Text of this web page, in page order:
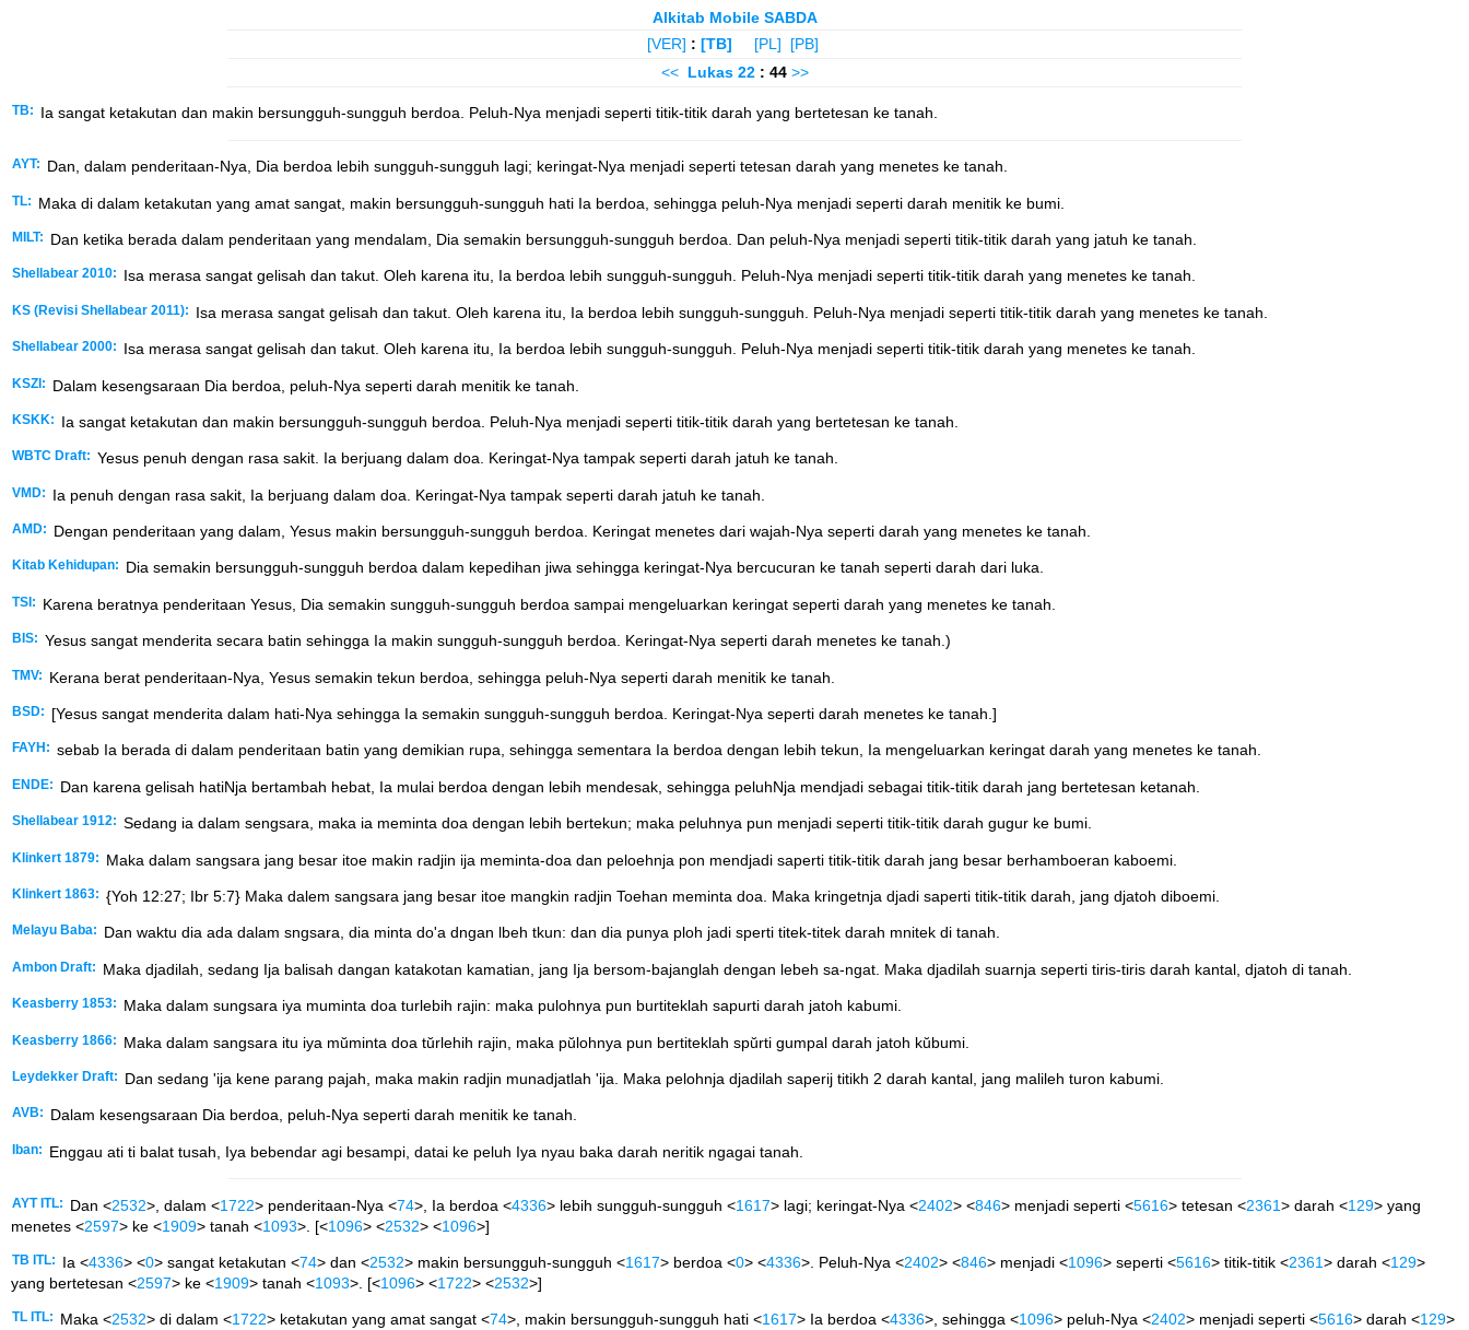
Alkitab Mobile SABDA
[VER] : [TB] [PL]
[PB]
<< Lukas 22 : 44 >>
TB: Ia sangat ketakutan dan makin bersungguh-sungguh berdoa. Peluh-Nya menjadi seperti titik-titik darah yang bertetesan ke tanah.
AYT: Dan, dalam penderitaan-Nya, Dia berdoa lebih sungguh-sungguh lagi; keringat-Nya menjadi seperti tetesan darah yang menetes ke tanah.
TL: Maka di dalam ketakutan yang amat sangat, makin bersungguh-sungguh hati Ia berdoa, sehingga peluh-Nya menjadi seperti darah menitik ke bumi.
MILT: Dan ketika berada dalam penderitaan yang mendalam, Dia semakin bersungguh-sungguh berdoa. Dan peluh-Nya menjadi seperti titik-titik darah yang jatuh ke tanah.
Shellabear 2010: Isa merasa sangat gelisah dan takut. Oleh karena itu, Ia berdoa lebih sungguh-sungguh. Peluh-Nya menjadi seperti titik-titik darah yang menetes ke tanah.
KS (Revisi Shellabear 2011): Isa merasa sangat gelisah dan takut. Oleh karena itu, Ia berdoa lebih sungguh-sungguh. Peluh-Nya menjadi seperti titik-titik darah yang menetes ke tanah.
Shellabear 2000: Isa merasa sangat gelisah dan takut. Oleh karena itu, Ia berdoa lebih sungguh-sungguh. Peluh-Nya menjadi seperti titik-titik darah yang menetes ke tanah.
KSZI: Dalam kesengsaraan Dia berdoa, peluh-Nya seperti darah menitik ke tanah.
KSKK: Ia sangat ketakutan dan makin bersungguh-sungguh berdoa. Peluh-Nya menjadi seperti titik-titik darah yang bertetesan ke tanah.
WBTC Draft: Yesus penuh dengan rasa sakit. Ia berjuang dalam doa. Keringat-Nya tampak seperti darah jatuh ke tanah.
VMD: Ia penuh dengan rasa sakit, Ia berjuang dalam doa. Keringat-Nya tampak seperti darah jatuh ke tanah.
AMD: Dengan penderitaan yang dalam, Yesus makin bersungguh-sungguh berdoa. Keringat menetes dari wajah-Nya seperti darah yang menetes ke tanah.
Kitab Kehidupan: Dia semakin bersungguh-sungguh berdoa dalam kepedihan jiwa sehingga keringat-Nya bercucuran ke tanah seperti darah dari luka.
TSI: Karena beratnya penderitaan Yesus, Dia semakin sungguh-sungguh berdoa sampai mengeluarkan keringat seperti darah yang menetes ke tanah.
BIS: Yesus sangat menderita secara batin sehingga Ia makin sungguh-sungguh berdoa. Keringat-Nya seperti darah menetes ke tanah.)
TMV: Kerana berat penderitaan-Nya, Yesus semakin tekun berdoa, sehingga peluh-Nya seperti darah menitik ke tanah.
BSD: [Yesus sangat menderita dalam hati-Nya sehingga Ia semakin sungguh-sungguh berdoa. Keringat-Nya seperti darah menetes ke tanah.]
FAYH: sebab Ia berada di dalam penderitaan batin yang demikian rupa, sehingga sementara Ia berdoa dengan lebih tekun, Ia mengeluarkan keringat darah yang menetes ke tanah.
ENDE: Dan karena gelisah hatiNja bertambah hebat, Ia mulai berdoa dengan lebih mendesak, sehingga peluhNja mendjadi sebagai titik-titik darah jang bertetesan ketanah.
Shellabear 1912: Sedang ia dalam sengsara, maka ia meminta doa dengan lebih bertekun; maka peluhnya pun menjadi seperti titik-titik darah gugur ke bumi.
Klinkert 1879: Maka dalam sangsara jang besar itoe makin radjin ija meminta-doa dan peloehnja pon mendjadi saperti titik-titik darah jang besar berhamboeran kaboemi.
Klinkert 1863: {Yoh 12:27; Ibr 5:7} Maka dalem sangsara jang besar itoe mangkin radjin Toehan meminta doa. Maka kringetnja djadi saperti titik-titik darah, jang djatoh diboemi.
Melayu Baba: Dan waktu dia ada dalam sngsara, dia minta do'a dngan lbeh tkun: dan dia punya ploh jadi sperti titek-titek darah mnitek di tanah.
Ambon Draft: Maka djadilah, sedang Ija balisah dangan katakotan kamatian, jang Ija bersom-bajanglah dengan lebeh sa-ngat. Maka djadilah suarnja seperti tiris-tiris darah kantal, djatoh di tanah.
Keasberry 1853: Maka dalam sungsara iya muminta doa turlebih rajin: maka pulohnya pun burtiteklah sapurti darah jatoh kabumi.
Keasberry 1866: Maka dalam sangsara itu iya mŭminta doa tŭrlehih rajin, maka pŭlohnya pun bertiteklah spŭrti gumpal darah jatoh kŭbumi.
Leydekker Draft: Dan sedang 'ija kene parang pajah, maka makin radjin munadjatlah 'ija. Maka pelohnja djadilah saperij titikh 2 darah kantal, jang malileh turon kabumi.
AVB: Dalam kesengsaraan Dia berdoa, peluh-Nya seperti darah menitik ke tanah.
Iban: Enggau ati ti balat tusah, Iya bebendar agi besampi, datai ke peluh Iya nyau baka darah neritik ngagai tanah.
AYT ITL: Dan <2532>, dalam <1722> penderitaan-Nya <74>, Ia berdoa <4336> lebih sungguh-sungguh <1617> lagi; keringat-Nya <2402> <846> menjadi seperti <5616> tetesan <2361> darah <129> yang
menetes <2597> ke <1909> tanah <1093>. [<1096> <2532> <1096>]
TB ITL: Ia <4336> <0> sangat ketakutan <74> dan <2532> makin bersungguh-sungguh <1617> berdoa <0> <4336>. Peluh-Nya <2402> <846> menjadi <1096> seperti <5616> titik-titik <2361> darah <129>
yang bertetesan <2597> ke <1909> tanah <1093>. [<1096> <1722> <2532>]
TL ITL: Maka <2532> di dalam <1722> ketakutan yang amat sangat <74>, makin bersungguh-sungguh hati <1617> Ia berdoa <4336>, sehingga <1096> peluh-Nya <2402> menjadi seperti <5616> darah <129>